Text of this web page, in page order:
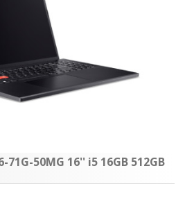
50MG 16'' i5 16GB 512GB